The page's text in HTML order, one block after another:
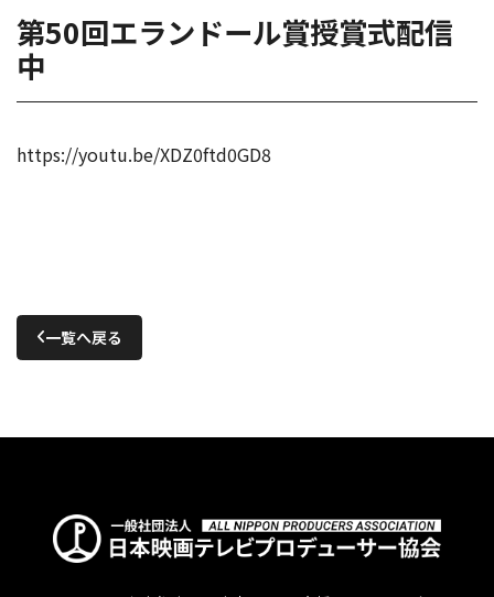
第50回エランドール賞授賞式配信
中
https://youtu.be/XDZ0ftd0GD8
一覧へ戻る